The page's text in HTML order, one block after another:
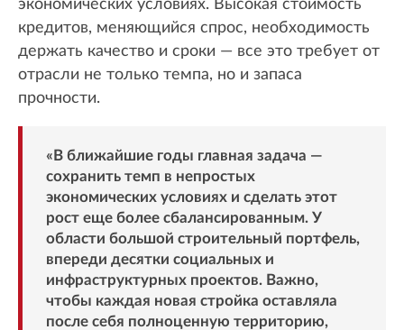
экономических условиях. Высокая стоимость
кредитов, меняющийся спрос, необходимость
держать качество и сроки — все это требует от
отрасли не только темпа, но и запаса
прочности.
«В ближайшие годы главная задача —
сохранить темп в непростых
экономических условиях и сделать этот
рост еще более сбалансированным. У
области большой строительный портфель,
впереди десятки социальных и
инфраструктурных проектов. Важно,
чтобы каждая новая стройка оставляла
после себя полноценную территорию,